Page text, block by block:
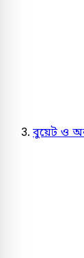
বুয়েট ও